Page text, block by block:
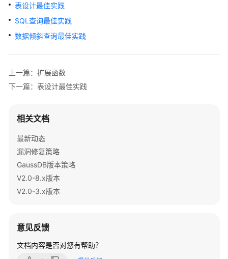
务
公
产
品
介
费
说
明
速
用
表设计最佳实践
SQL查询最佳实践
数据倾斜查询最佳实践
上一篇：扩展函数
下一篇：表设计最佳实践
相关文档
最新动态
漏洞修复策略
GaussDB版本策略
V2.0-8.x版本
V2.0-3.x版本
意见反馈
文档内容是否对您有帮助？